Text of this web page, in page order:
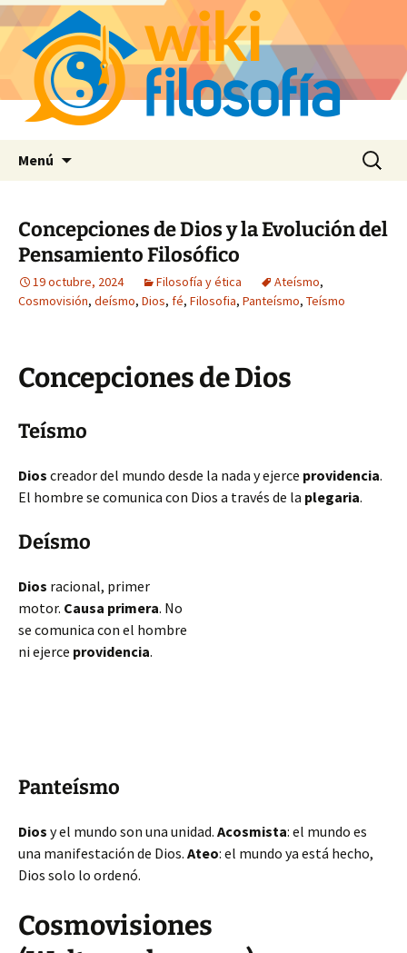
Menú Buscar:
Concepciones de Dios y la Evolución del
Pensamiento Filosófico
19 octubre, 2024 Filosofía y ética Ateísmo,
Cosmovisión, deísmo, Dios, fé, Filosofia, Panteísmo, Teísmo
Concepciones de Dios
Teísmo
Dios creador del mundo desde la nada y ejerce providencia.
El hombre se comunica con Dios a través de la plegaria.
Deísmo
Dios racional, primer
motor. Causa primera. No
se comunica con el hombre
ni ejerce providencia.
Panteísmo
Dios y el mundo son una unidad. Acosmista: el mundo es
una manifestación de Dios. Ateo: el mundo ya está hecho,
Dios solo lo ordenó.
Cosmovisiones